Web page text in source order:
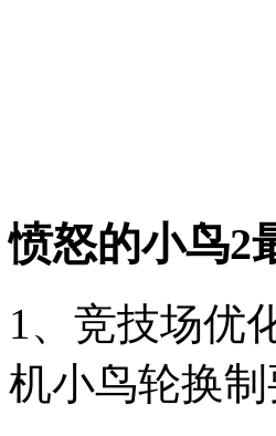
愤怒的小鸟2
1、竞技场优
机小鸟轮换